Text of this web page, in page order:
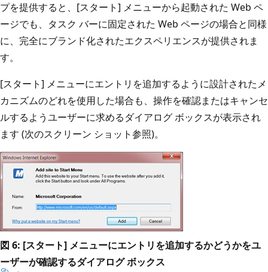
プを提供すると、[スタート] メニューから起動された Web ペ
ージでも、タスク バーに固定された Web ページの場合と同様
に、完全にブランド化されたエクスペリエンスが提供されま
す。
[スタート] メニューにエントリを追加するように設計されたメ
カニズムのどれを使用した場合も、操作を確認またはキャンセ
ルするようユーザーに求めるダイアログ ボックスが表示され
ます (次のスクリーン ショット参照)。
図 6: [スタート] メニューにエントリを追加するかどうかをユ
ーザーが確認するダイアログ ボックス